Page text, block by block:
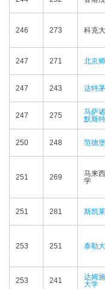
246 273 科克
247 271 北京
247 243 达特
247 275
马萨
默斯
250 248 范德
251 269
马来
学
251 281 斯凯
253 251 泰勒
253 241
达姆
大学